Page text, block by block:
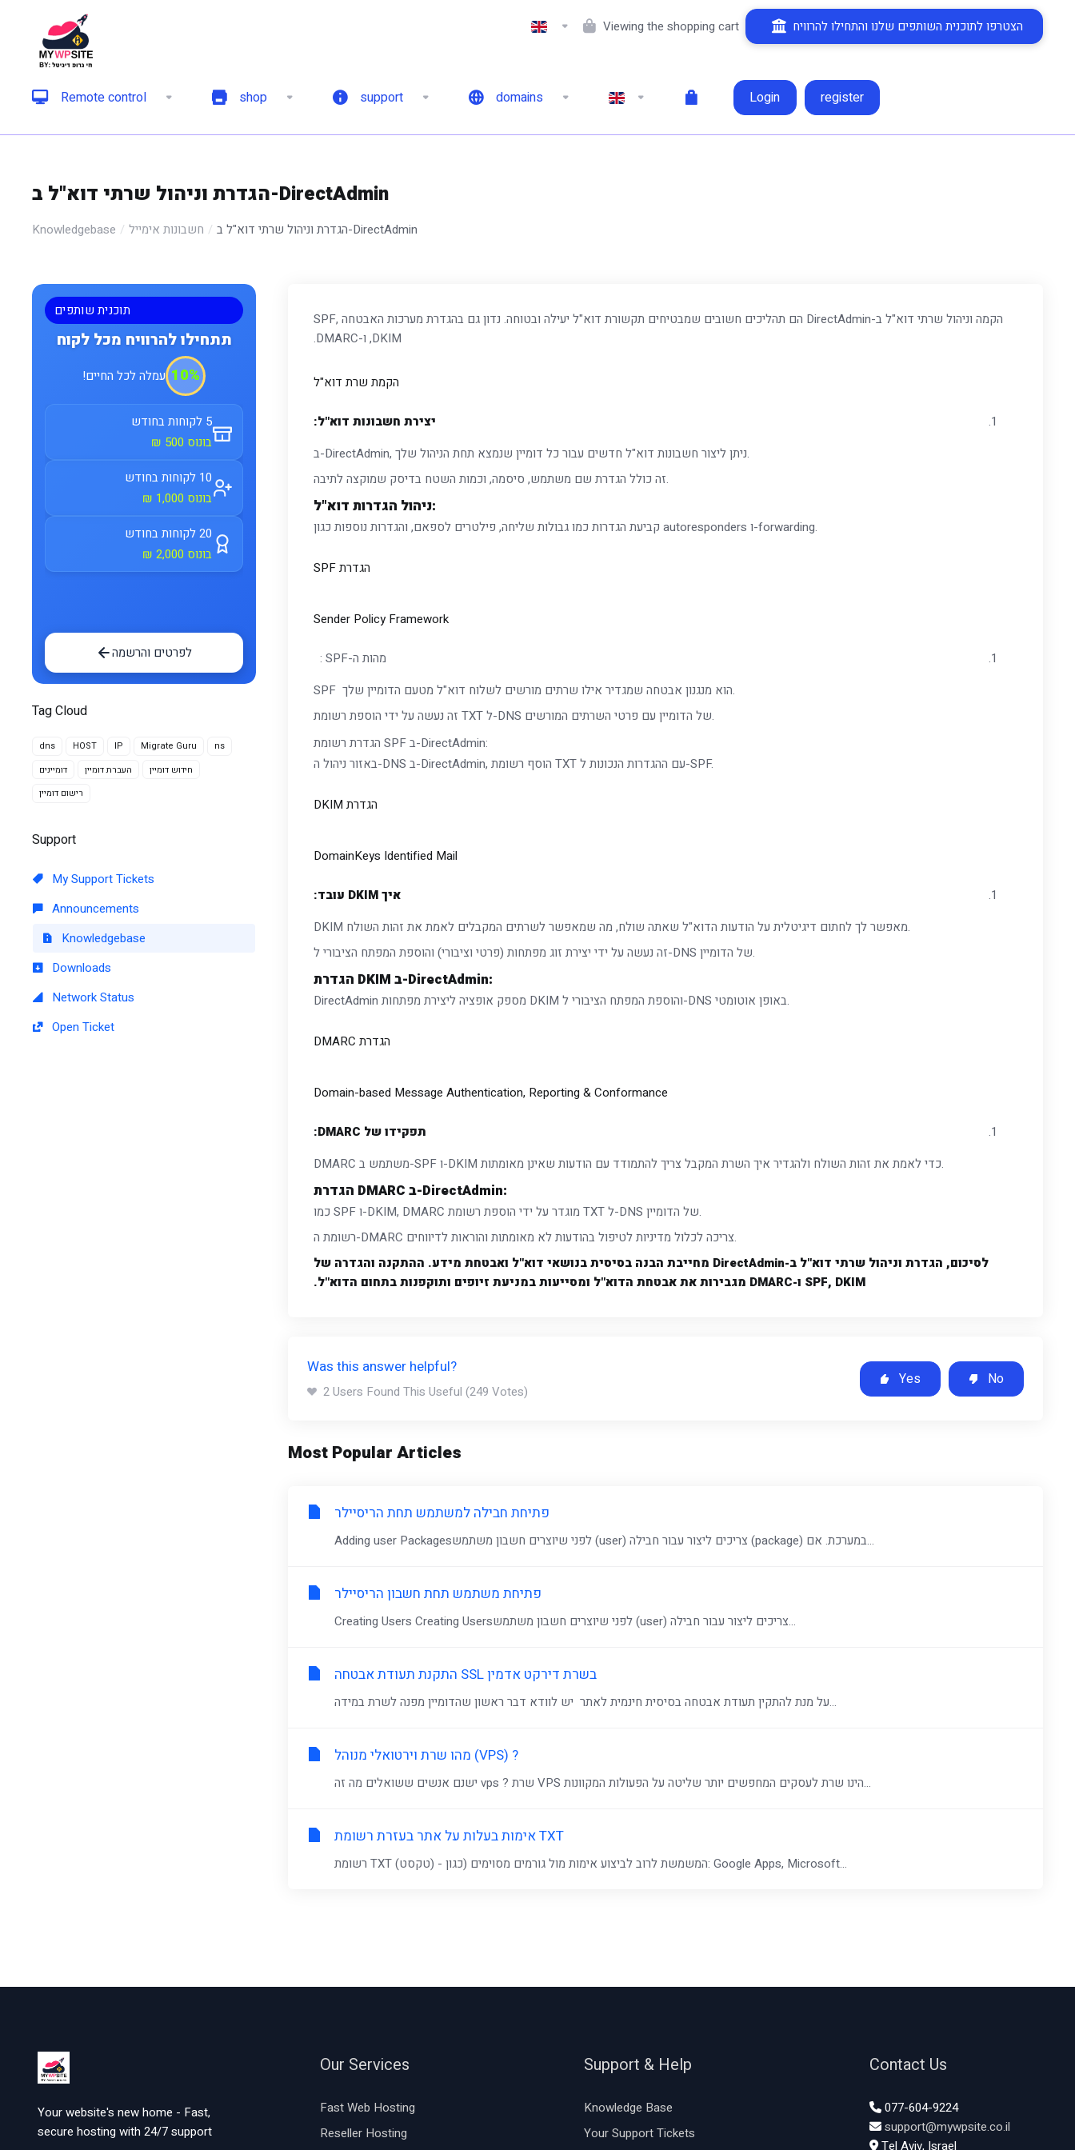
Viewing the shopping cart הצטרפו לתוכנית השותפים שלנו והתחילו להרוויח
Remote control shop support domains Login register
הגדרת וניהול שרתי דוא"ל ב-DirectAdmin
Knowledgebase חשבונות אימייל הגדרת וניהול שרתי דוא"ל ב-DirectAdmin
תוכנית שותפים
תתחילו להרוויח מכל לקוח
10% עמלה לכל החיים!
5 לקוחות בחודש
בונוס 500 ₪
10 לקוחות בחודש
בונוס 1,000 ₪
20 לקוחות בחודש
בונוס 2,000 ₪
לפרטים והרשמה
Tag Cloud
dns HOST IP Migrate Guru
ns
דומיינים
העברת דומיין
חידוש דומיין
רישום דומיין
Support
My Support Tickets
Announcements
Knowledgebase
Downloads
Network Status
Open Ticket
הקמה וניהול שרתי דוא"ל ב-DirectAdmin הם תהליכים חשובים שמבטיחים תקשורת דוא"ל יעילה ובטוחה. נדון גם בהגדרת מערכות האבטחה SPF,
DKIM, ו-DMARC.
הקמת שרת דוא"ל
יצירת חשבונות דוא"ל:
ב-DirectAdmin, ניתן ליצור חשבונות דוא"ל חדשים עבור כל דומיין שנמצא תחת הניהול שלך.
זה כולל הגדרת שם משתמש, סיסמה, וכמות השטח בדיסק שמוקצה לתיבה.
ניהול הגדרות דוא"ל:
קביעת הגדרות כמו גבולות שליחה, פילטרים לספאם, והגדרות נוספות כגון autoresponders ו-forwarding.
הגדרת
Sender Policy Framework
מהות ה-SPF :
SPF הוא מנגנון אבטחה שמגדיר אילו שרתים מורשים לשלוח דוא"ל מטעם הדומיין שלך.
זה נעשה על ידי הוספת רשומת TXT ל-DNS של הדומיין עם פרטי השרתים המורשים.
הגדרת רשומת SPF ב-DirectAdmin:
באזור ניהול ה-DNS ב-DirectAdmin, הוסף רשומת TXT עם ההגדרות הנכונות ל-SPF.
הגדרת DKIM
DomainKeys Identified Mail
איך DKIM עובד:
DKIM מאפשר לך לחתום דיגיטלית על הודעות הדוא"ל שאתה שולח, מה שמאפשר לשרתים המקבלים לאמת את זהות השולח.
זה נעשה על ידי יצירת זוג מפתחות (פרטי וציבורי) והוספת המפתח הציבורי ל-DNS של הדומיין.
הגדרת DKIM ב-DirectAdmin:
DirectAdmin מספק אופציה ליצירת מפתחות DKIM והוספת המפתח הציבורי ל-DNS באופן אוטומטי.
הגדרת DMARC
Domain-based Message Authentication, Reporting & Conformance
תפקידו של DMARC:
DMARC משתמש ב-SPF ו-DKIM כדי לאמת את זהות השולח ולהגדיר איך השרת המקבל צריך להתמודד עם הודעות שאינן מאומתות.
הגדרת DMARC ב-DirectAdmin:
כמו SPF ו-DKIM, DMARC מוגדר על ידי הוספת רשומת TXT ל-DNS של הדומיין.
רשומת ה-DMARC צריכה לכלול מדיניות לטיפול בהודעות לא מאומתות והוראות לדיווחים.
לסיכום, הגדרת וניהול שרתי דוא"ל ב-DirectAdmin מחייבת הבנה בסיסית בנושאי דוא"ל ואבטחת מידע. ההתקנה והגדרה של
SPF, DKIM ו-DMARC מגבירות את אבטחת הדוא"ל ומסייעות במניעת זיופים ותוקפנות בתחום הדוא"ל.
Was this answer helpful?
2 Users Found This Useful (249 Votes)
Yes No
Most Popular Articles
פתיחת חבילה למשתמש תחת הריסיילר
Adding user Packagesלפני שיוצרים חשבון משתמש (user) צריכים ליצור עבור חבילה (package) במערכת. אם...
פתיחת משתמש תחת חשבון הריסיילר
Creating Users Creating Usersלפני שיוצרים חשבון משתמש (user) צריכים ליצור עבור חבילה...
התקנת תעודת אבטחה SSL בשרת דירקט אדמין
על מנת להתקין תעודת אבטחה בסיסית חינמית לאתר יש לוודא דבר ראשון שהדומיין מפנה לשרת במידה...
מהו שרת וירטואלי מנוהל (VPS) ?
ישנם אנשים ששואלים מה זה vps ? שרת VPS הינו שרת לעסקים המחפשים יותר שליטה על הפעולות המקוונות...
אימות בעלות על אתר בעזרת רשומת TXT
רשומת TXT (טקסט) - המשמשת לרוב לביצוע אימות מול גורמים מסוימים (כגון: Google Apps, Microsoft...
Your website's new home - Fast,
secure hosting with 24/7 support
Our Services
Fast Web Hosting
Reseller Hosting
Support & Help
Knowledge Base
Your Support Tickets
Contact Us
077-604-9224
support@mywpsite.co.il
Tel Aviv, Israel